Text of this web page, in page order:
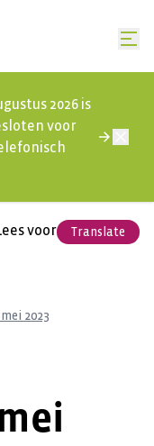
2026 is
voor
voor Translate
2023